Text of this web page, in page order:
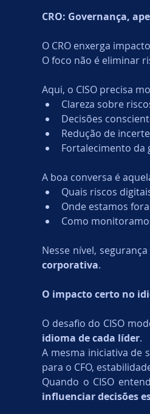
CRO: Governança,
O CRO enxerga
O foco não é eliminar
Aqui, o CISO precisa
Clareza sobre
Decisões
Redução de
Fortalecimento da
A boa conversa é
Quais riscos
Onde estamos
Como
Nesse nível,
corporativa.
O impacto certo no
O desafio do CISO
idioma de cada líder.
A mesma iniciativa de
para o CFO,
influenciar decisões